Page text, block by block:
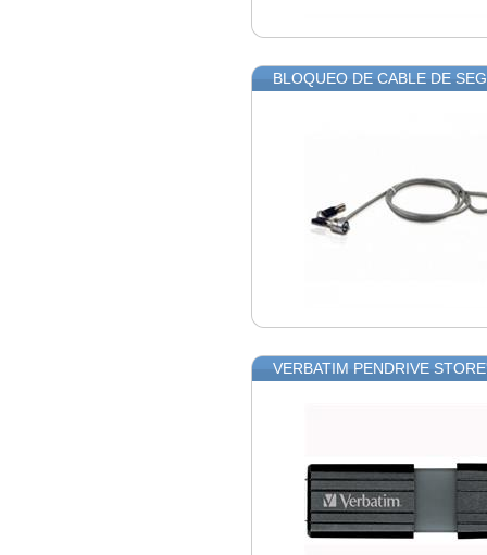
BLOQUEO DE CABLE DE
VERBATIM PENDRIVE